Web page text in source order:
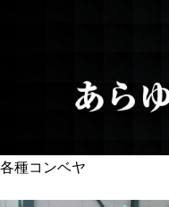
各種コンベヤ